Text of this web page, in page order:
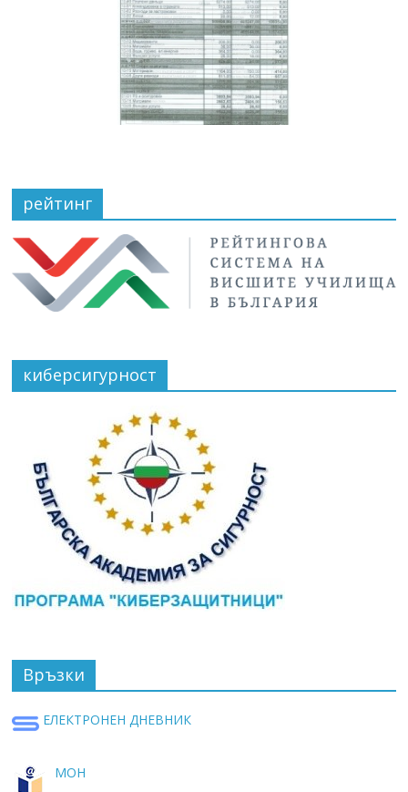
рейтинг
киберсигурност
Връзки
ЕЛЕКТРОНЕН ДНЕВНИК
МОН